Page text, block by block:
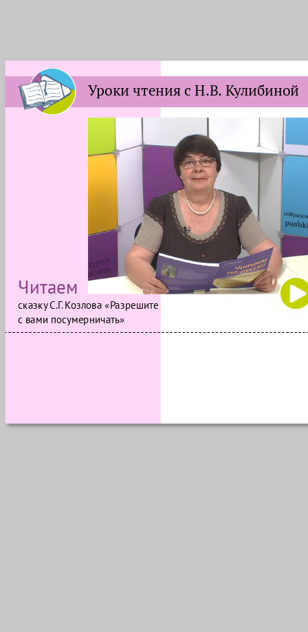
Уроки чтения с Н.В. Кулибиной
Читаем
сказку С.Г. Козлова «Разрешите
с вами посумерничать»